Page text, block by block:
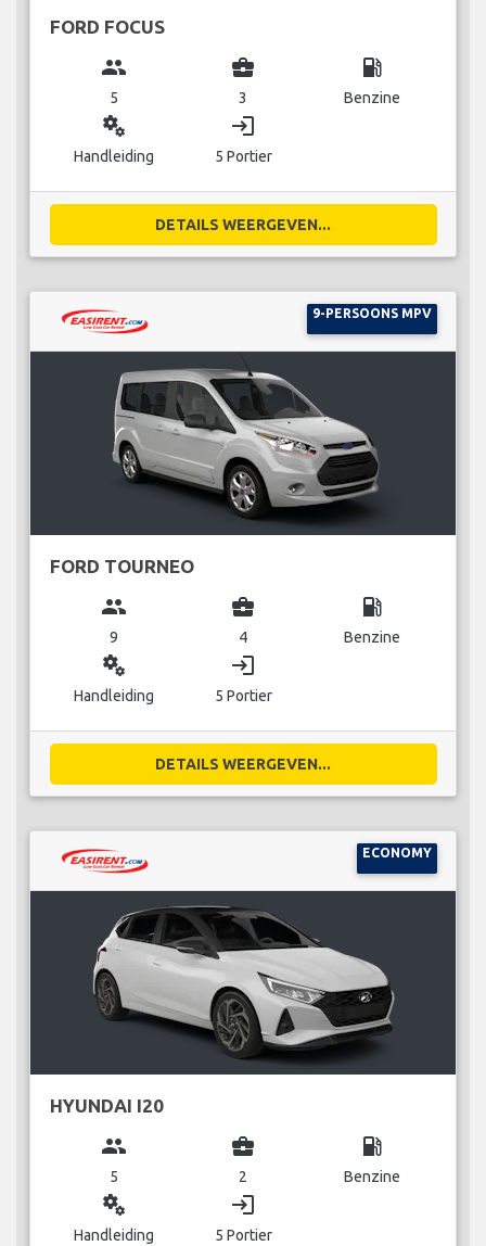
FORD FOCUS
group
5
business_center
3
local_gas_station
Benzine
miscellaneous_services
Handleiding
login
5 Portier
DETAILS WEERGEVEN...
9-PERSOONS MPV
FORD TOURNEO
group
9
business_center
4
local_gas_station
Benzine
miscellaneous_services
Handleiding
login
5 Portier
DETAILS WEERGEVEN...
ECONOMY
HYUNDAI I20
group
5
business_center
2
local_gas_station
Benzine
miscellaneous_services
Handleiding
login
5 Portier